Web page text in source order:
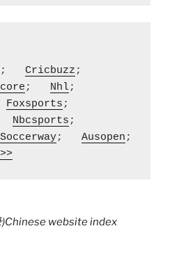
; Cricbuzz;
; Nhl;
Foxsports;
Nbcsports;
Soccerway; Ausopen;
)Chinese website index